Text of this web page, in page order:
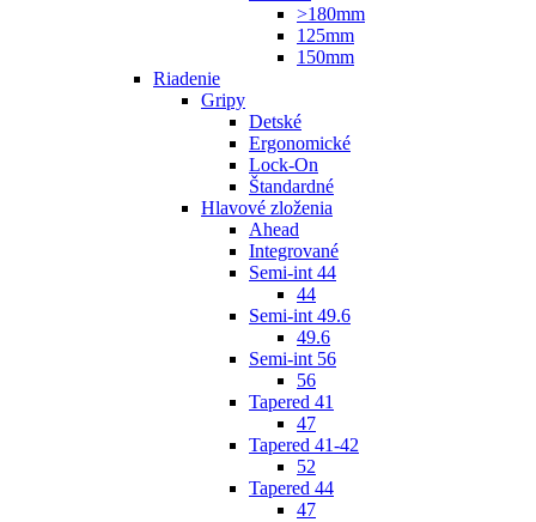
>180mm
125mm
150mm
Riadenie
Gripy
Detské
Ergonomické
Lock-On
Štandardné
Hlavové zloženia
Ahead
Integrované
Semi-int 44
44
Semi-int 49.6
49.6
Semi-int 56
56
Tapered 41
47
Tapered 41-42
52
Tapered 44
47